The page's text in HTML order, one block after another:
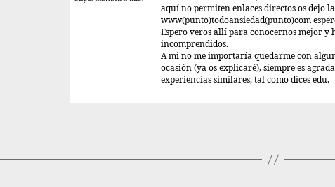
aquí no permiten enlaces directos os dejo
www(punto)todoansiedad(punto)com
Espero veros allí para conocernos mejor y
incomprendidos.
A mi no me importaría quedarme con
ocasión (ya os explicaré), siempre es
experiencias similares, tal como dices edu.